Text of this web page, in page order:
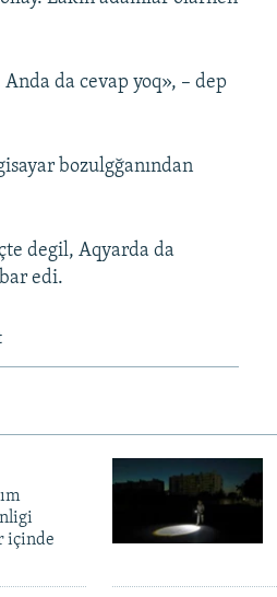
da cevap yoq», – dep
bozulgğanından
degil, Aqyarda da
edi.
içinde